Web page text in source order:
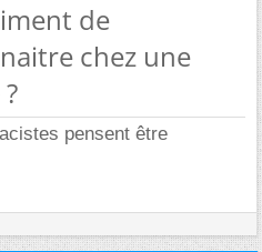
de
chez une
pensent être